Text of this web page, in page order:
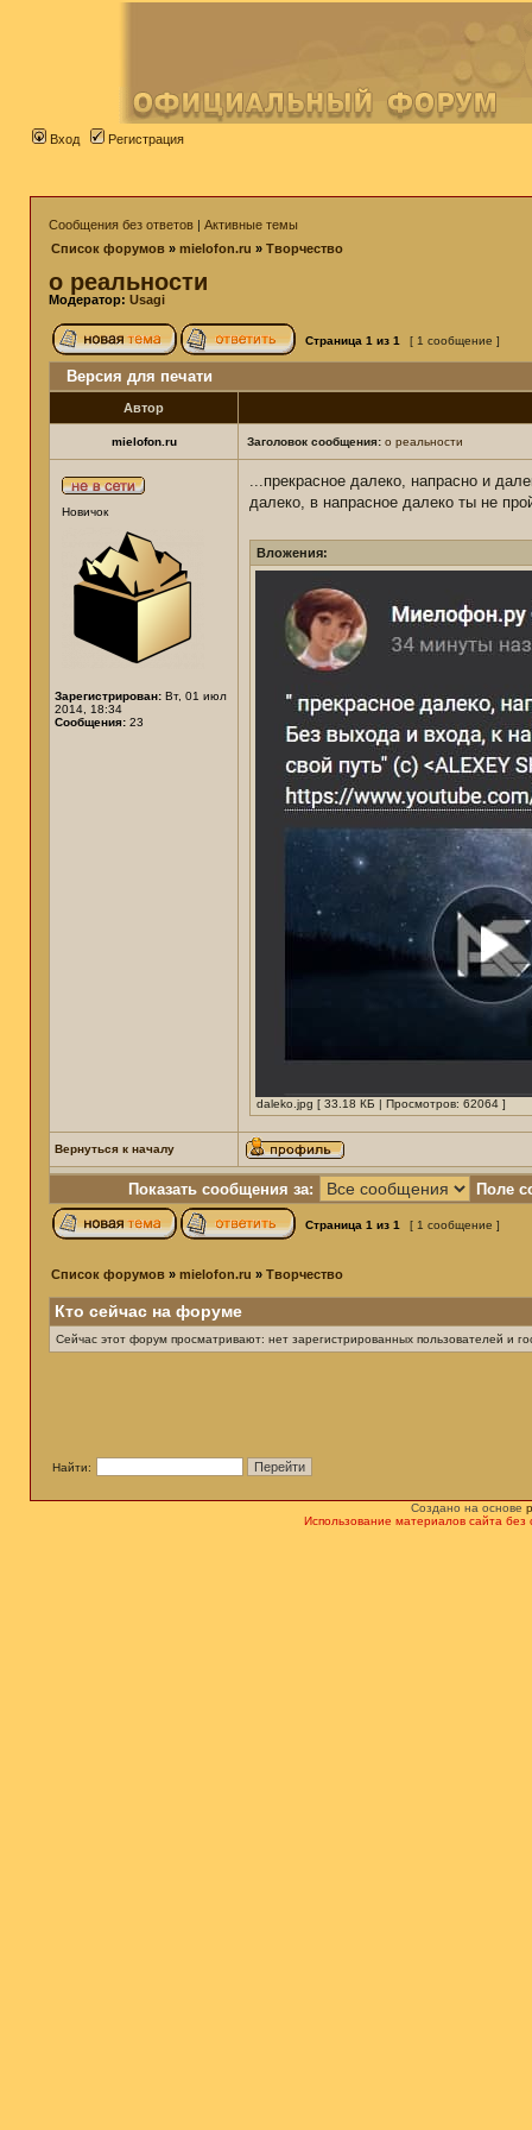
Вход Регистрация
Сообщения без ответов | Активные темы
Список форумов » mielofon.ru » Творчество
о реальности
Модератор: Usagi
Страница 1 из 1 [ 1 сообщение ]
Версия для печати
Автор
mielofon.ru Заголовок сообщения: о реальности
Новичок
Зарегистрирован: Вт, 01 июл
2014, 18:34
Сообщения: 23
...прекрасное далеко, напрасно и
далеко, в напрасное далеко ты не
Вложения:
daleko.jpg [ 33.18 КБ | Просмотров: 62064 ]
Вернуться к началу
Показать сообщения за: Поле
Страница 1 из 1 [ 1 сообщение ]
Список форумов » mielofon.ru » Творчество
Кто сейчас на форуме
Сейчас этот форум просматривают: нет зарегистрированных пользователей и
Найти:
Создано на основе
Использование материалов сайта